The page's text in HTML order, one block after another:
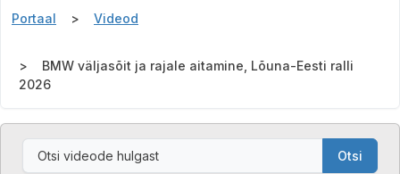
Portaal Videod
BMW väljasõit ja rajale aitamine, Lõuna-Eesti ralli
2026
Otsi